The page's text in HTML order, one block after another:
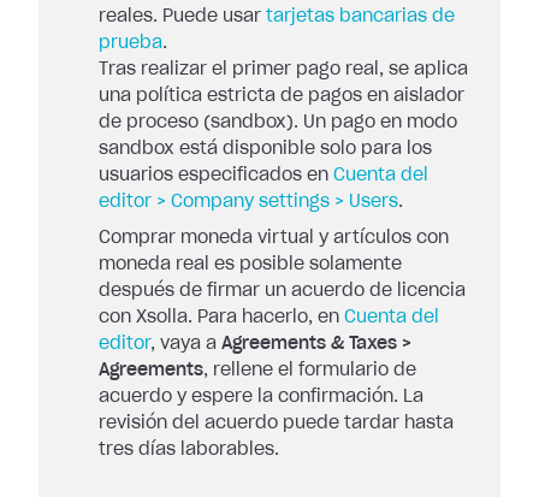
reales. Puede usar tarjetas bancarias de
prueba.
Tras realizar el primer pago real, se aplica
una política estricta de pagos en aislador
de proceso (sandbox). Un pago en modo
sandbox está disponible solo para los
usuarios especificados en Cuenta del
editor > Company settings > Users.
Comprar moneda virtual y artículos con
moneda real es posible solamente
después de firmar un acuerdo de licencia
con Xsolla. Para hacerlo, en Cuenta del
editor, vaya a Agreements & Taxes >
Agreements, rellene el formulario de
acuerdo y espere la confirmación. La
revisión del acuerdo puede tardar hasta
tres días laborables.